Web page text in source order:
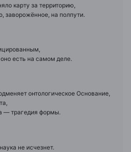
карту за территорию,
заворожённое, на полпути.
есть на самом деле.
онтологическое Основание,
— трагедия формы.
не исчезнет.